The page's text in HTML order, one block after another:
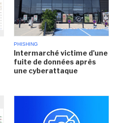
PHISHING
Intermarché victime d'une
fuite de données après
une cyberattaque